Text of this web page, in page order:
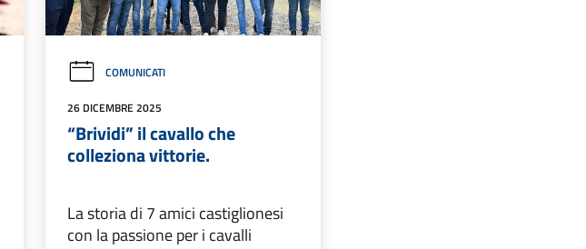
COMUNICATI
26 DICEMBRE 2025
“Brividi” il cavallo che
colleziona vittorie.
La storia di 7 amici castiglionesi
con la passione per i cavalli